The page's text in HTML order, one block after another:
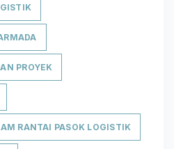
PROYEK
RANTAI PASOK LOGISTIK